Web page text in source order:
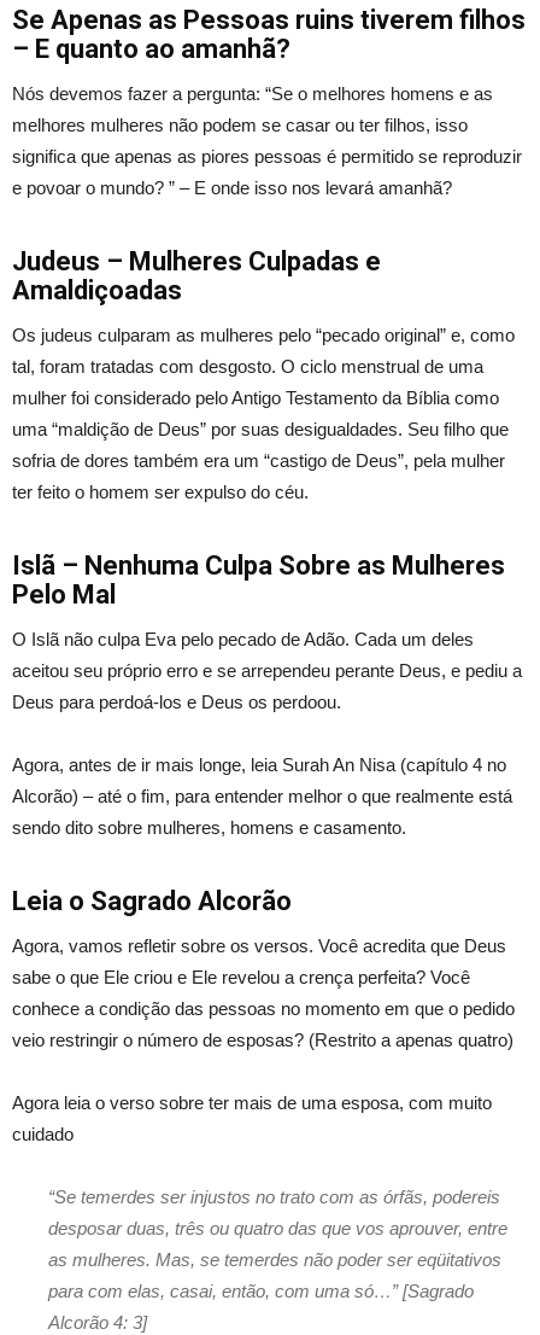
Se Apenas as Pessoas ruins tiverem filhos
– E quanto ao amanhã?
Nós devemos fazer a pergunta: “Se o melhores homens e as
melhores mulheres não podem se casar ou ter filhos, isso
significa que apenas as piores pessoas é permitido se reproduzir
e povoar o mundo? ” – E onde isso nos levará amanhã?
Judeus – Mulheres Culpadas e
Amaldiçoadas
Os judeus culparam as mulheres pelo “pecado original” e, como
tal, foram tratadas com desgosto. O ciclo menstrual de uma
mulher foi considerado pelo Antigo Testamento da Bíblia como
uma “maldição de Deus” por suas desigualdades. Seu filho que
sofria de dores também era um “castigo de Deus”, pela mulher
ter feito o homem ser expulso do céu.
Islã – Nenhuma Culpa Sobre as Mulheres
Pelo Mal
O Islã não culpa Eva pelo pecado de Adão. Cada um deles
aceitou seu próprio erro e se arrependeu perante Deus, e pediu a
Deus para perdoá-los e Deus os perdoou.
Agora, antes de ir mais longe, leia Surah An Nisa (capítulo 4 no
Alcorão) – até o fim, para entender melhor o que realmente está
sendo dito sobre mulheres, homens e casamento.
Leia o Sagrado Alcorão
Agora, vamos refletir sobre os versos. Você acredita que Deus
sabe o que Ele criou e Ele revelou a crença perfeita? Você
conhece a condição das pessoas no momento em que o pedido
veio restringir o número de esposas? (Restrito a apenas quatro)
Agora leia o verso sobre ter mais de uma esposa, com muito
cuidado
“Se temerdes ser injustos no trato com as órfãs, podereis
desposar duas, três ou quatro das que vos aprouver, entre
as mulheres. Mas, se temerdes não poder ser eqüitativos
para com elas, casai, então, com uma só…” [Sagrado
Alcorão 4: 3]